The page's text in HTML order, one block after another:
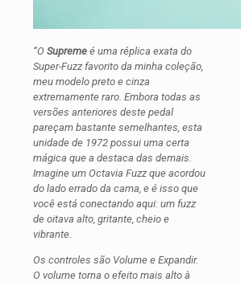
“O Supreme é uma réplica exata do
Super-Fuzz favorito da minha coleção,
meu modelo preto e cinza
extremamente raro. Embora todas as
versões anteriores deste pedal
pareçam bastante semelhantes, esta
unidade de 1972 possui uma certa
mágica que a destaca das demais.
Imagine um Octavia Fuzz que acordou
do lado errado da cama, e é isso que
você está conectando aqui: um fuzz
de oitava alto, gritante, cheio e
vibrante.
Os controles são Volume e Expandir.
O volume torna o efeito mais alto à